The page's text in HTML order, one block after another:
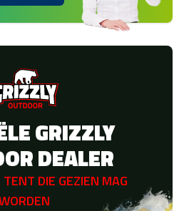
GRIZZLY
DEALER
DIE GEZIEN MAG